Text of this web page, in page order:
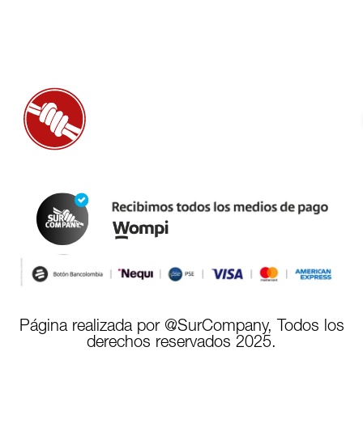
Página realizada por @SurCompany, Todos los
derechos reservados 2025.